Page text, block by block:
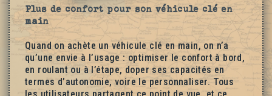
Plus de confort pour son véhicule clé en
main
Quand on achète un véhicule clé en main, on n’a
qu’une envie à l’usage : optimiser le confort à bord,
en roulant ou à l’étape, doper ses capacités en
termes d’autonomie, voire le personnaliser. Tous